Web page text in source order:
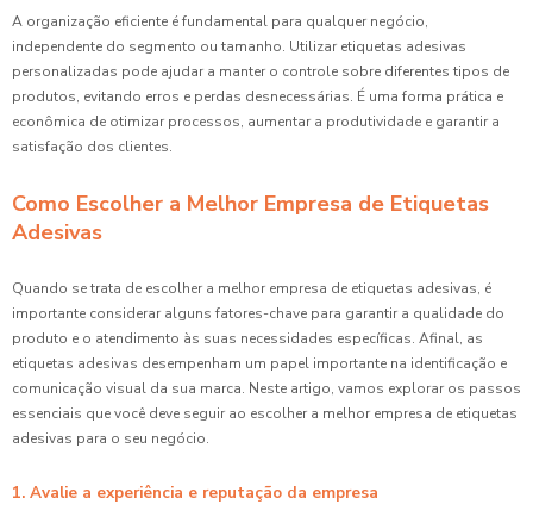
A organização eficiente é fundamental para qualquer negócio,
independente do segmento ou tamanho. Utilizar etiquetas adesivas
personalizadas pode ajudar a manter o controle sobre diferentes tipos de
produtos, evitando erros e perdas desnecessárias. É uma forma prática e
econômica de otimizar processos, aumentar a produtividade e garantir a
satisfação dos clientes.
Como Escolher a Melhor Empresa de Etiquetas
Adesivas
Quando se trata de escolher a melhor empresa de etiquetas adesivas, é
importante considerar alguns fatores-chave para garantir a qualidade do
produto e o atendimento às suas necessidades específicas. Afinal, as
etiquetas adesivas desempenham um papel importante na identificação e
comunicação visual da sua marca. Neste artigo, vamos explorar os passos
essenciais que você deve seguir ao escolher a melhor empresa de etiquetas
adesivas para o seu negócio.
1. Avalie a experiência e reputação da empresa